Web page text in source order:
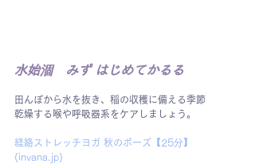
水始涸　みず はじめてかるる
田んぼから水を抜き、稲の収穫に備える季節
乾燥する喉や呼吸器系をケアしましょう。
経絡ストレッチヨガ 秋のポーズ【25分】
(invana.jp)